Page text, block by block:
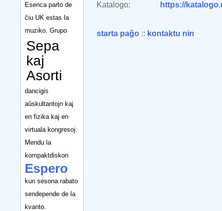
Esenca parto de
ĉiu UK estas la
muziko. Grupo
Sepa
kaj
Asorti
dancigis
aŭskultantojn kaj
en fizika kaj en
virtuala kongresoj.
Mendu la
kompaktdiskon
Espero
kun sesona rabato
sendepende de la
kvanto.
Katalogo:
https://
starta paĝo :: kontaktu nin